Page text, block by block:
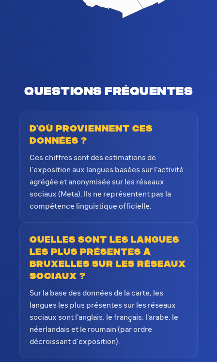
Questions fréquentes
D'où proviennent ces
données ?
Ces chiffres sont des estimations de
l'exposition aux langues basées sur l'activité
agrégée et anonymisée sur les réseaux
sociaux (Meta). Ils ne représentent pas la
compétence linguistique officielle.
Quelles sont les langues
les plus présentes à
Bruxelles sur les réseaux
sociaux ?
Sur la base des données de la carte, les
langues les plus présentes sur les réseaux
sociaux sont l'anglais, le français, l'arabe, le
néerlandais et le roumain (par ordre
décroissant d'exposition).